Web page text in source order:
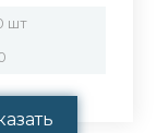
шт